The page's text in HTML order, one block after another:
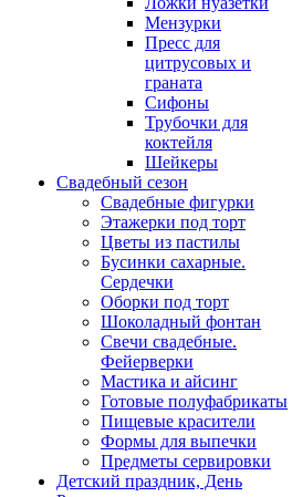
Мензурки
Пресс для
цитрусовых и
граната
Сифоны
Трубочки для
коктейля
Шейкеры
Свадебный сезон
Свадебные фигурки
Этажерки под торт
Цветы из пастилы
Бусинки сахарные.
Сердечки
Оборки под торт
Шоколадный фонтан
Свечи свадебные.
Фейерверки
Мастика и айсинг
Готовые полуфабрикаты
Пищевые красители
Формы для выпечки
Предметы сервировки
Детский праздник, День